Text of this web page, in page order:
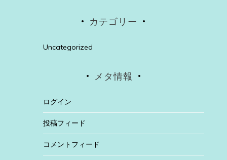
カテゴリー
Uncategorized
メタ情報
ログイン
投稿フィード
コメントフィード